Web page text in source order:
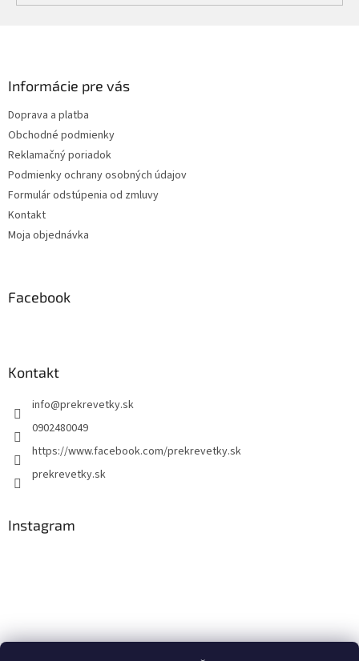
Informácie pre vás
Doprava a platba
Obchodné podmienky
Reklamačný poriadok
Podmienky ochrany osobných údajov
Formulár odstúpenia od zmluvy
Kontakt
Moja objednávka
Facebook
Kontakt
info@prekrevetky.sk
0902480049
https://www.facebook.com/prekrevetky.sk
prekrevetky.sk
Instagram